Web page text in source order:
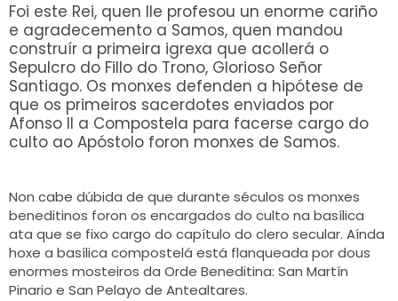
Foi este Rei, quen lle profesou un enorme cariño
e agradecemento a Samos, quen mandou
construír a primeira igrexa que acollerá o
Sepulcro do Fillo do Trono, Glorioso Señor
Santiago. Os monxes defenden a hipótese de
que os primeiros sacerdotes enviados por
Afonso II a Compostela para facerse cargo do
culto ao Apóstolo foron monxes de Samos.
Non cabe dúbida de que durante séculos os monxes
beneditinos foron os encargados do culto na basílica
ata que se fixo cargo do capítulo do clero secular. Aínda
hoxe a basílica compostelá está flanqueada por dous
enormes mosteiros da Orde Beneditina: San Martín
Pinario e San Pelayo de Antealtares.